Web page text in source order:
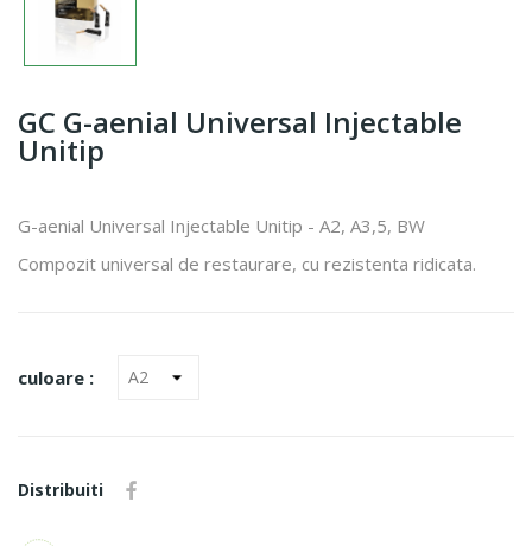
GC G-aenial Universal Injectable
Unitip
G-aenial Universal Injectable Unitip - A2, A3,5, BW
Compozit universal de restaurare, cu rezistenta ridicata.
culoare :
Distribuiti